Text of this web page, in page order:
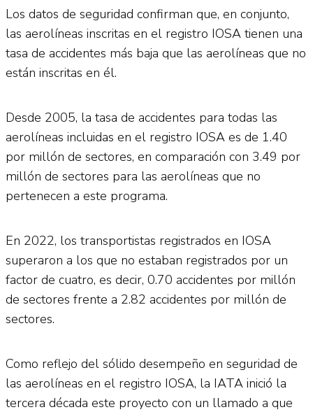
Los datos de seguridad confirman que, en conjunto,
las aerolíneas inscritas en el registro IOSA tienen una
tasa de accidentes más baja que las aerolíneas que no
están inscritas en él.
Desde 2005, la tasa de accidentes para todas las
aerolíneas incluidas en el registro IOSA es de 1.40
por millón de sectores, en comparación con 3.49 por
millón de sectores para las aerolíneas que no
pertenecen a este programa.
En 2022, los transportistas registrados en IOSA
superaron a los que no estaban registrados por un
factor de cuatro, es decir, 0.70 accidentes por millón
de sectores frente a 2.82 accidentes por millón de
sectores.
Como reflejo del sólido desempeño en seguridad de
las aerolíneas en el registro IOSA, la IATA inició la
tercera década este proyecto con un llamado a que